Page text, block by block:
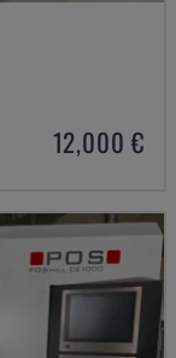
12,000 €